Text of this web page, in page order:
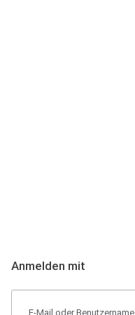
Anmelden mit